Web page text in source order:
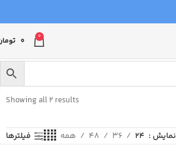
0
0
Showing all 2 results
نمایش 24
36
48 همه فیلترها